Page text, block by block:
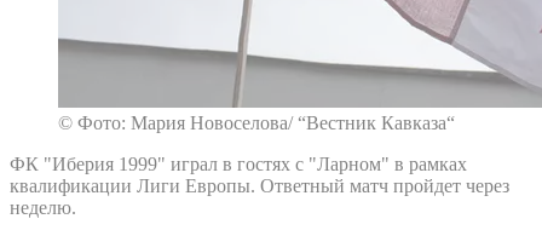
© Фото: Мария Новоселова/ “Вестник Кавказа“
ФК "Иберия 1999" играл в гостях с "Ларном" в рамках
квалификации Лиги Европы. Ответный матч пройдет через
неделю.